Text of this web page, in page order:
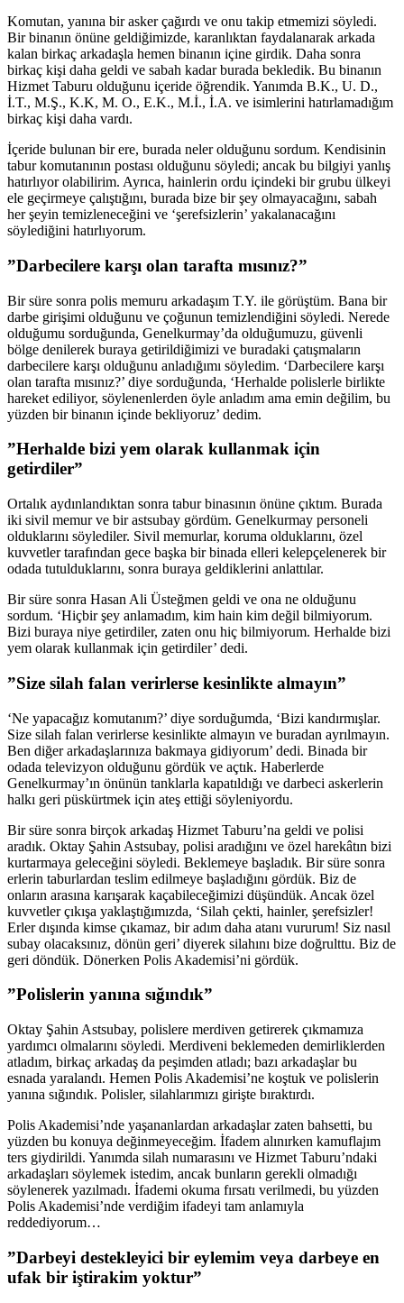
Komutan, yanına bir asker çağırdı ve onu takip etmemizi söyledi.
Bir binanın önüne geldiğimizde, karanlıktan faydalanarak arkada
kalan birkaç arkadaşla hemen binanın içine girdik. Daha sonra
birkaç kişi daha geldi ve sabah kadar burada bekledik. Bu binanın
Hizmet Taburu olduğunu içeride öğrendik. Yanımda B.K., U. D.,
İ.T., M.Ş., K.K, M. O., E.K., M.İ., İ.A. ve isimlerini hatırlamadığım
birkaç kişi daha vardı.
İçeride bulunan bir ere, burada neler olduğunu sordum. Kendisinin
tabur komutanının postası olduğunu söyledi; ancak bu bilgiyi yanlış
hatırlıyor olabilirim. Ayrıca, hainlerin ordu içindeki bir grubu ülkeyi
ele geçirmeye çalıştığını, burada bize bir şey olmayacağını, sabah
her şeyin temizleneceğini ve ‘şerefsizlerin’ yakalanacağını
söylediğini hatırlıyorum.
”Darbecilere karşı olan tarafta mısınız?”
Bir süre sonra polis memuru arkadaşım T.Y. ile görüştüm. Bana bir
darbe girişimi olduğunu ve çoğunun temizlendiğini söyledi. Nerede
olduğumu sorduğunda, Genelkurmay’da olduğumuzu, güvenli
bölge denilerek buraya getirildiğimizi ve buradaki çatışmaların
darbecilere karşı olduğunu anladığımı söyledim. ‘Darbecilere karşı
olan tarafta mısınız?’ diye sorduğunda, ‘Herhalde polislerle birlikte
hareket ediliyor, söylenenlerden öyle anladım ama emin değilim, bu
yüzden bir binanın içinde bekliyoruz’ dedim.
”Herhalde bizi yem olarak kullanmak için
getirdiler”
Ortalık aydınlandıktan sonra tabur binasının önüne çıktım. Burada
iki sivil memur ve bir astsubay gördüm. Genelkurmay personeli
olduklarını söylediler. Sivil memurlar, koruma olduklarını, özel
kuvvetler tarafından gece başka bir binada elleri kelepçelenerek bir
odada tutulduklarını, sonra buraya geldiklerini anlattılar.
Bir süre sonra Hasan Ali Üsteğmen geldi ve ona ne olduğunu
sordum. ‘Hiçbir şey anlamadım, kim hain kim değil bilmiyorum.
Bizi buraya niye getirdiler, zaten onu hiç bilmiyorum. Herhalde bizi
yem olarak kullanmak için getirdiler’ dedi.
”Size silah falan verirlerse kesinlikte almayın”
‘Ne yapacağız komutanım?’ diye sorduğumda, ‘Bizi kandırmışlar.
Size silah falan verirlerse kesinlikte almayın ve buradan ayrılmayın.
Ben diğer arkadaşlarınıza bakmaya gidiyorum’ dedi. Binada bir
odada televizyon olduğunu gördük ve açtık. Haberlerde
Genelkurmay’ın önünün tanklarla kapatıldığı ve darbeci askerlerin
halkı geri püskürtmek için ateş ettiği söyleniyordu.
Bir süre sonra birçok arkadaş Hizmet Taburu’na geldi ve polisi
aradık. Oktay Şahin Astsubay, polisi aradığını ve özel harekâtın bizi
kurtarmaya geleceğini söyledi. Beklemeye başladık. Bir süre sonra
erlerin taburlardan teslim edilmeye başladığını gördük. Biz de
onların arasına karışarak kaçabileceğimizi düşündük. Ancak özel
kuvvetler çıkışa yaklaştığımızda, ‘Silah çekti, hainler, şerefsizler!
Erler dışında kimse çıkamaz, bir adım daha atanı vururum! Siz nasıl
subay olacaksınız, dönün geri’ diyerek silahını bize doğrulttu. Biz de
geri döndük. Dönerken Polis Akademisi’ni gördük.
”Polislerin yanına sığındık”
Oktay Şahin Astsubay, polislere merdiven getirerek çıkmamıza
yardımcı olmalarını söyledi. Merdiveni beklemeden demirliklerden
atladım, birkaç arkadaş da peşimden atladı; bazı arkadaşlar bu
esnada yaralandı. Hemen Polis Akademisi’ne koştuk ve polislerin
yanına sığındık. Polisler, silahlarımızı girişte bıraktırdı.
Polis Akademisi’nde yaşananlardan arkadaşlar zaten bahsetti, bu
yüzden bu konuya değinmeyeceğim. İfadem alınırken kamuflajım
ters giydirildi. Yanımda silah numarasını ve Hizmet Taburu’ndaki
arkadaşları söylemek istedim, ancak bunların gerekli olmadığı
söylenerek yazılmadı. İfademi okuma fırsatı verilmedi, bu yüzden
Polis Akademisi’nde verdiğim ifadeyi tam anlamıyla
reddediyorum…
”Darbeyi destekleyici bir eylemim veya darbeye en
ufak bir iştirakim yoktur”